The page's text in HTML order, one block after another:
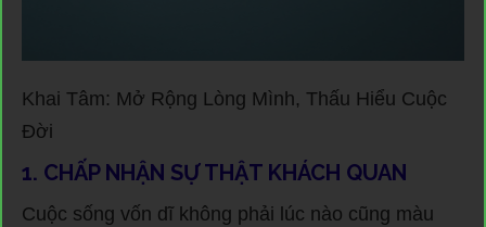
Khai Tâm: Mở Rộng Lòng Mình, Thấu Hiểu Cuộc
Đời
1. CHẤP NHẬN SỰ THẬT KHÁCH QUAN
Cuộc sống vốn dĩ không phải lúc nào cũng màu